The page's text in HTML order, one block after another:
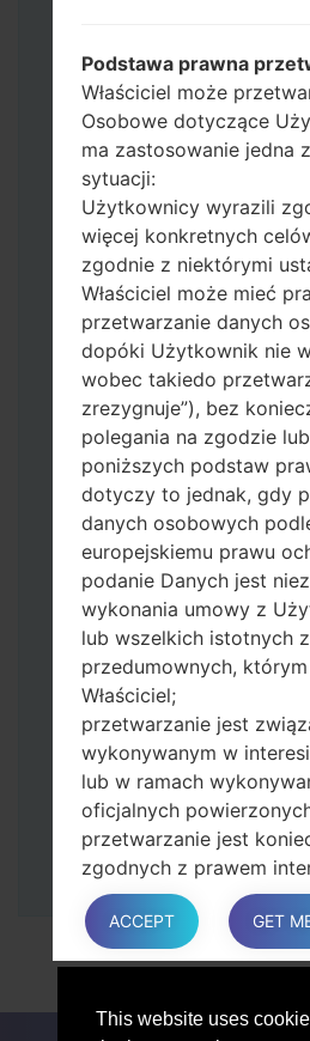
This website uses
CSC_*** albo użyj
zachować wszystkie
Teraz wyłącz swój
trybu pobierania. Jak
metody:
Naciśnij i przytrzymaj
przycisk zwiększania
Bixby.
Naciśnij i
zwiększania i
następnie podłącz kabel
Naciśnij i przytrzymaj
przycisk zmniejszania
strony domowej.
Podłącz kabel USB, a
przytrzymaj
zmniejszania głośności.
Naciśnij i przytrzymaj
przycisk zwiększania
Następnie podłącz
komputera, Odin
telefon, a na ekranie
portu COM.
Podaj tylko czas
fabrycznych i
ponownego
Na koniec naciśnij
telefon uruchomi się
się od komputera.
Podstawa prawna
Właściciel może
Osobowe dotyczące
ma zastosowanie jedna
sytuacji:
Użytkownicy wyrazili
więcej konkretnych
zgodnie z niektórymi
Właściciel może mieć
przetwarzanie danych
dopóki Użytkownik nie
wobec takiedo
zrezygnuje”), bez
polegania na zgodzie
poniższych podstaw
dotyczy to jednak, gdy
danych osobowych
europejskiemu prawu
podanie Danych jest
wykonania umowy z
lub wszelkich istotnych
przedumownych,
Właściciel;
przetwarzanie jest
wykonywanym w
lub w ramach
oficjalnych
przetwarzanie jest
zgodnych z prawem
prowadzonej przez
osobę trzecią.
W każdym przypadku
konkretną podstawę
ACCEPT GET